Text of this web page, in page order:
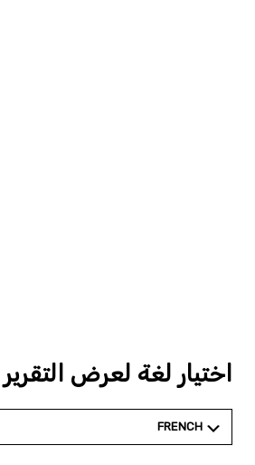
اختيار لغة لعرض التقرير
FRENCH